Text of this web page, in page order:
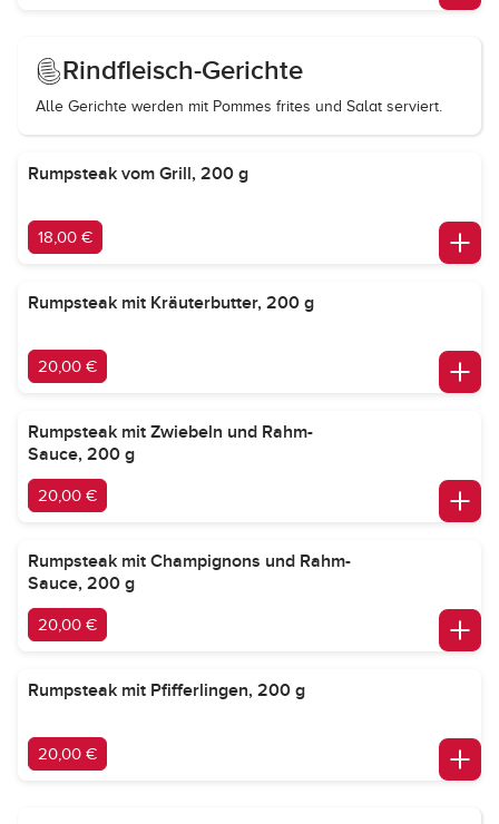
Rindfleisch-Gerichte
Alle Gerichte werden mit Pommes frites und Salat serviert.
Rumpsteak vom Grill, 200 g
18,00 €
Rumpsteak mit Kräuterbutter, 200 g
20,00 €
Rumpsteak mit Zwiebeln und Rahm-
Sauce, 200 g
20,00 €
Rumpsteak mit Champignons und Rahm-
Sauce, 200 g
20,00 €
Rumpsteak mit Pfifferlingen, 200 g
20,00 €